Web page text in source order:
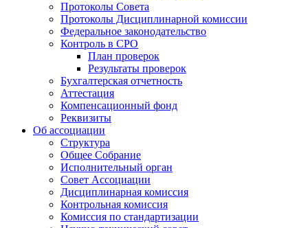
Протоколы Совета
Протоколы Дисциплинарной комиссии
Федеральное законодательство
Контроль в СРО
План проверок
Результаты проверок
Бухгалтерская отчетность
Аттестация
Компенсационный фонд
Реквизиты
Об ассоциации
Структура
Общее Собрание
Исполнительный орган
Совет Ассоциации
Дисциплинарная комиссия
Контрольная комиссия
Комиссия по стандартизации